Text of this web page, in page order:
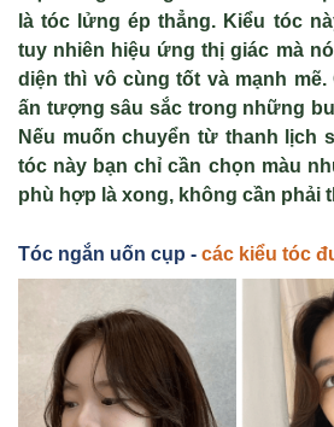
là tóc lửng ép thẳng. Kiểu tóc
tuy nhiên hiệu ứng thị giác mà
diện thì vô cùng tốt và mạnh
ấn tượng sâu sắc trong những
Nếu muốn chuyển từ thanh lịch
tóc này bạn chỉ cần chọn màu
phù hợp là xong, không cần phải
Tóc ngắn uốn cụp - các kiểu tóc